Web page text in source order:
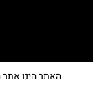
האתר הינו אתר